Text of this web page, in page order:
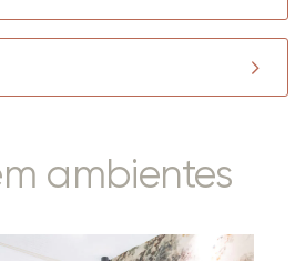
ambientes